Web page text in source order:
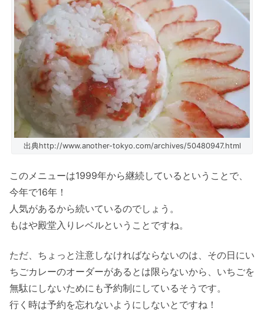
出典http://www.another-tokyo.com/archives/50480947.html
このメニューは1999年から継続しているということで、
今年で16年！
人気があるから続いているのでしょう。
もはや殿堂入りレベルということですね。
ただ、ちょっと注意しなければならないのは、その日にい
ちごカレーのオーダーがあるとは限らないから、いちごを
無駄にしないためにも予約制にしているそうです。
行く時は予約を忘れないようにしないとですね！